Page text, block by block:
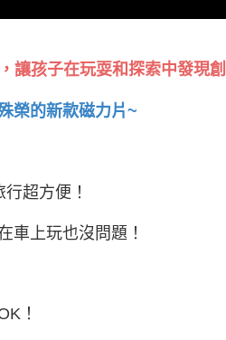
讓孩子在玩耍和探索中發現創
榮的新款磁力片~
超方便！
車上玩也沒問題！
！